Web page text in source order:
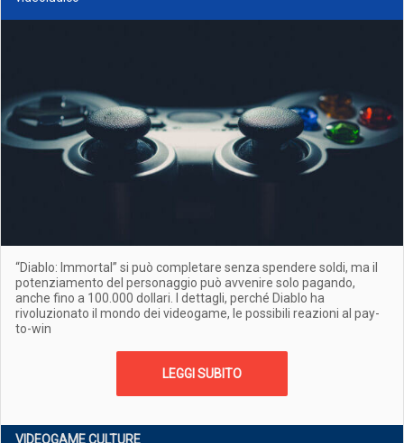
“Diablo: Immortal” si può completare senza spendere soldi, ma il
potenziamento del personaggio può avvenire solo pagando,
anche fino a 100.000 dollari. I dettagli, perché Diablo ha
rivoluzionato il mondo dei videogame, le possibili reazioni al pay-
to-win
LEGGI SUBITO
VIDEOGAME CULTURE